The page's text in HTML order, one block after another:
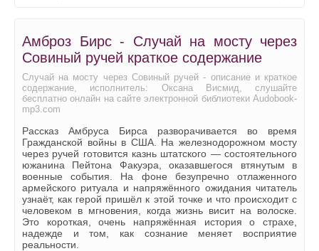
Амброз Бирс - Случай на мосту через
Совиный ручей краткое содержание
Случай на мосту через Совиный ручей - описание и краткое
содержание, исполнитель: Оксана Висмид, слушайте
бесплатно онлайн на сайте электронной библиотеки Audobook-
mp3.com
Рассказ Амбруса Бирса разворачивается во время
Гражданской войны в США. На железнодорожном мосту
через ручей готовится казнь штатского — состоятельного
южанина Пейтона Факуэра, оказавшегося втянутым в
военные события. На фоне безупречно отлаженного
армейского ритуала и напряжённого ожидания читатель
узнаёт, как герой пришёл к этой точке и что происходит с
человеком в мгновения, когда жизнь висит на волоске.
Это короткая, очень напряжённая история о страхе,
надежде и том, как сознание меняет восприятие
реальности.